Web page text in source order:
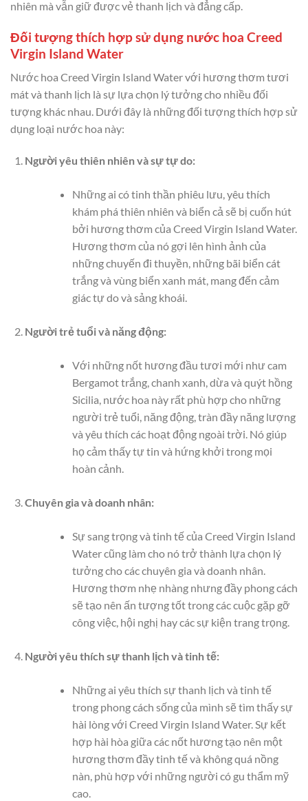
nhiên mà vẫn giữ được vẻ thanh lịch và đẳng cấp.
Đối tượng thích hợp sử dụng nước hoa Creed
Virgin Island Water
Nước hoa Creed Virgin Island Water với hương thơm tươi
mát và thanh lịch là sự lựa chọn lý tưởng cho nhiều đối
tượng khác nhau. Dưới đây là những đối tượng thích hợp sử
dụng loại nước hoa này:
Người yêu thiên nhiên và sự tự do:
Những ai có tinh thần phiêu lưu, yêu thích
khám phá thiên nhiên và biển cả sẽ bị cuốn hút
bởi hương thơm của Creed Virgin Island Water.
Hương thơm của nó gợi lên hình ảnh của
những chuyến đi thuyền, những bãi biển cát
trắng và vùng biển xanh mát, mang đến cảm
giác tự do và sảng khoái.
Người trẻ tuổi và năng động:
Với những nốt hương đầu tươi mới như cam
Bergamot trắng, chanh xanh, dừa và quýt hồng
Sicilia, nước hoa này rất phù hợp cho những
người trẻ tuổi, năng động, tràn đầy năng lượng
và yêu thích các hoạt động ngoài trời. Nó giúp
họ cảm thấy tự tin và hứng khởi trong mọi
hoàn cảnh.
Chuyên gia và doanh nhân:
Sự sang trọng và tinh tế của Creed Virgin Island
Water cũng làm cho nó trở thành lựa chọn lý
tưởng cho các chuyên gia và doanh nhân.
Hương thơm nhẹ nhàng nhưng đầy phong cách
sẽ tạo nên ấn tượng tốt trong các cuộc gặp gỡ
công việc, hội nghị hay các sự kiện trang trọng.
Người yêu thích sự thanh lịch và tinh tế:
Những ai yêu thích sự thanh lịch và tinh tế
trong phong cách sống của mình sẽ tìm thấy sự
hài lòng với Creed Virgin Island Water. Sự kết
hợp hài hòa giữa các nốt hương tạo nên một
hương thơm đầy tinh tế và không quá nồng
nàn, phù hợp với những người có gu thẩm mỹ
cao.